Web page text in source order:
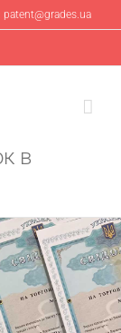
patent@grades.ua
в